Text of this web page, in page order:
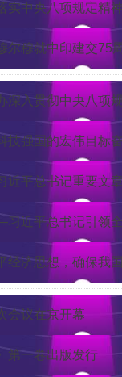
实中央八项规定精
尔穆就中印建交75
深入贯彻中央八项
技强国的宏伟目标
近平总书记重要文
近平总书记引领
经济思想，确保
会议在京开幕
第一卷出版发行